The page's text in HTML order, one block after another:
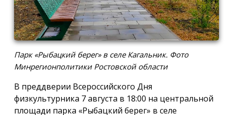
Парк «Рыбацкий берег» в селе Кагальник. Фото
Минрегионполитики Ростовской области
В преддверии Всероссийского Дня
физкультурника 7 августа в 18:00 на центральной
площади парка «Рыбацкий берег» в селе